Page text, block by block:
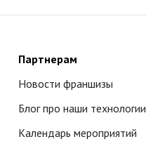
Партнерам
Новости франшизы
Блог про наши технологии
Календарь мероприятий